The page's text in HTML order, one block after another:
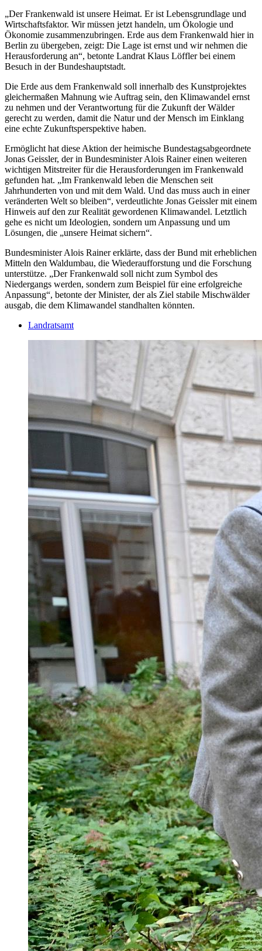
„Der Frankenwald ist unsere Heimat. Er ist Lebensgrundlage und
Wirtschaftsfaktor. Wir müssen jetzt handeln, um Ökologie und
Ökonomie zusammenzubringen. Erde aus dem Frankenwald hier in
Berlin zu übergeben, zeigt: Die Lage ist ernst und wir nehmen die
Herausforderung an“, betonte Landrat Klaus Löffler bei einem
Besuch in der Bundeshauptstadt.
Die Erde aus dem Frankenwald soll innerhalb des Kunstprojektes
gleichermaßen Mahnung wie Auftrag sein, den Klimawandel ernst
zu nehmen und der Verantwortung für die Zukunft der Wälder
gerecht zu werden, damit die Natur und der Mensch im Einklang
eine echte Zukunftsperspektive haben.
Ermöglicht hat diese Aktion der heimische Bundestagsabgeordnete
Jonas Geissler, der in Bundesminister Alois Rainer einen weiteren
wichtigen Mitstreiter für die Herausforderungen im Frankenwald
gefunden hat. „Im Frankenwald leben die Menschen seit
Jahrhunderten von und mit dem Wald. Und das muss auch in einer
veränderten Welt so bleiben“, verdeutlichte Jonas Geissler mit einem
Hinweis auf den zur Realität gewordenen Klimawandel. Letztlich
gehe es nicht um Ideologien, sondern um Anpassung und um
Lösungen, die „unsere Heimat sichern“.
Bundesminister Alois Rainer erklärte, dass der Bund mit erheblichen
Mitteln den Waldumbau, die Wiederaufforstung und die Forschung
unterstütze. „Der Frankenwald soll nicht zum Symbol des
Niedergangs werden, sondern zum Beispiel für eine erfolgreiche
Anpassung“, betonte der Minister, der als Ziel stabile Mischwälder
ausgab, die dem Klimawandel standhalten könnten.
Landratsamt